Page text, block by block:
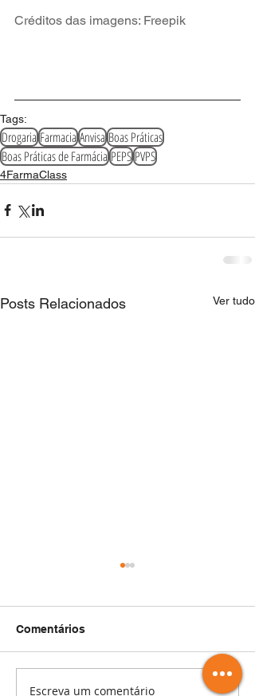
Créditos das imagens: Freepik
Tags:
DrogariaFarmaciaAnvisaBoas Práticas
Boas Práticas de FarmáciaPEPSPVPS
4FarmaClass
Posts Relacionados Ver tudo
Como Treinar sua
Comentários
Escreva um comentário